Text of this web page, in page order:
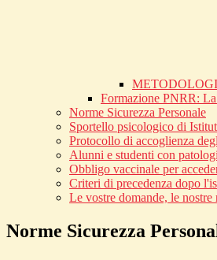
Formazione PNRR:
Norme Sicurezza Personale
Sportello psicologico di
Protocollo di accoglienza
Alunni e studenti con
Obbligo vaccinale per
Criteri di precedenza dopo
Le vostre domande, le nostre
Norme Sicurezza